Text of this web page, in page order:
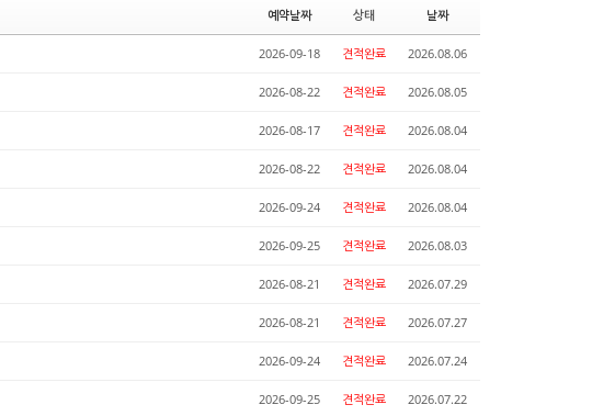
예약날짜 상태 날짜
2026-09-18 견적완료 2026.08.06
2026-08-22 견적완료 2026.08.05
2026-08-17 견적완료 2026.08.04
2026-08-22 견적완료 2026.08.04
2026-09-24 견적완료 2026.08.04
2026-09-25 견적완료 2026.08.03
2026-08-21 견적완료 2026.07.29
2026-08-21 견적완료 2026.07.27
2026-09-24 견적완료 2026.07.24
2026-09-25 견적완료 2026.07.22